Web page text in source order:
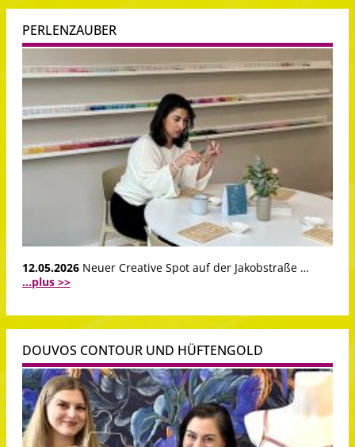
PERLENZAUBER
12.05.2026 Neuer Creative Spot auf der Jakobstraße …
...plus >>
DOUVOS CONTOUR UND HÜFTENGOLD